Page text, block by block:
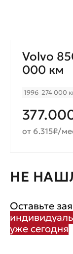
Volvo
000 км
1996 274 000
от 6.315₽/
НЕ
Оставьте
уже сегодня